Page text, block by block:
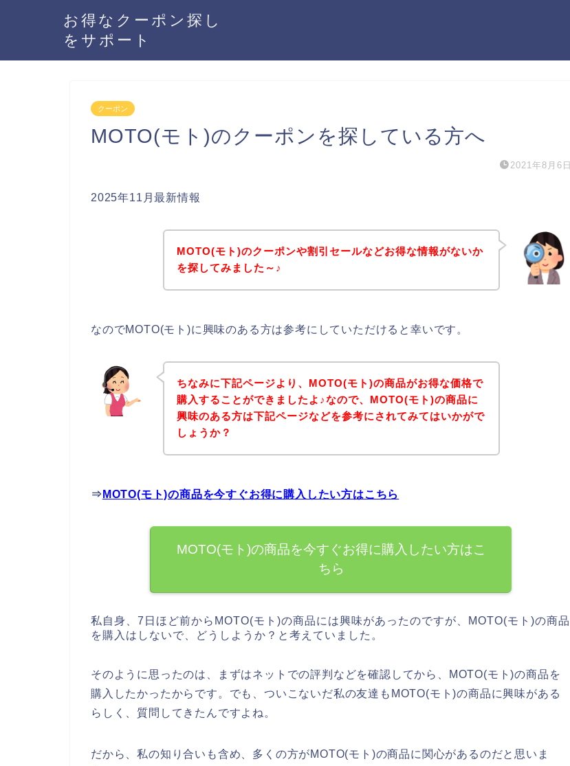
お得なクーポン探し
をサポート
クーポン
MOTO(モト)のクーポンを探している方へ
2021年8月6日
2025年11月最新情報
MOTO(モト)のクーポンや割引セールなどお得な情報がないか
を探してみました～♪
なのでMOTO(モト)に興味のある方は参考にしていただけると幸いです。
ちなみに下記ページより、MOTO(モト)の商品がお得な価格で
購入することができましたよ♪なので、MOTO(モト)の商品に
興味のある方は下記ページなどを参考にされてみてはいかがで
しょうか？
⇒ MOTO(モト)の商品を今すぐお得に購入したい方はこちら
MOTO(モト)の商品を今すぐお得に購入したい方はこ
ちら
私自身、7日ほど前からMOTO(モト)の商品には興味があったのですが、MOTO(モト)の商品
を購入はしないで、どうしようか？と考えていました。
そのように思ったのは、まずはネットでの評判などを確認してから、MOTO(モト)の商品を
購入したかったからです。でも、ついこないだ私の友達もMOTO(モト)の商品に興味がある
らしく、質問してきたんですよね。
だから、私の知り合いも含め、多くの方がMOTO(モト)の商品に関心があるのだと思いま